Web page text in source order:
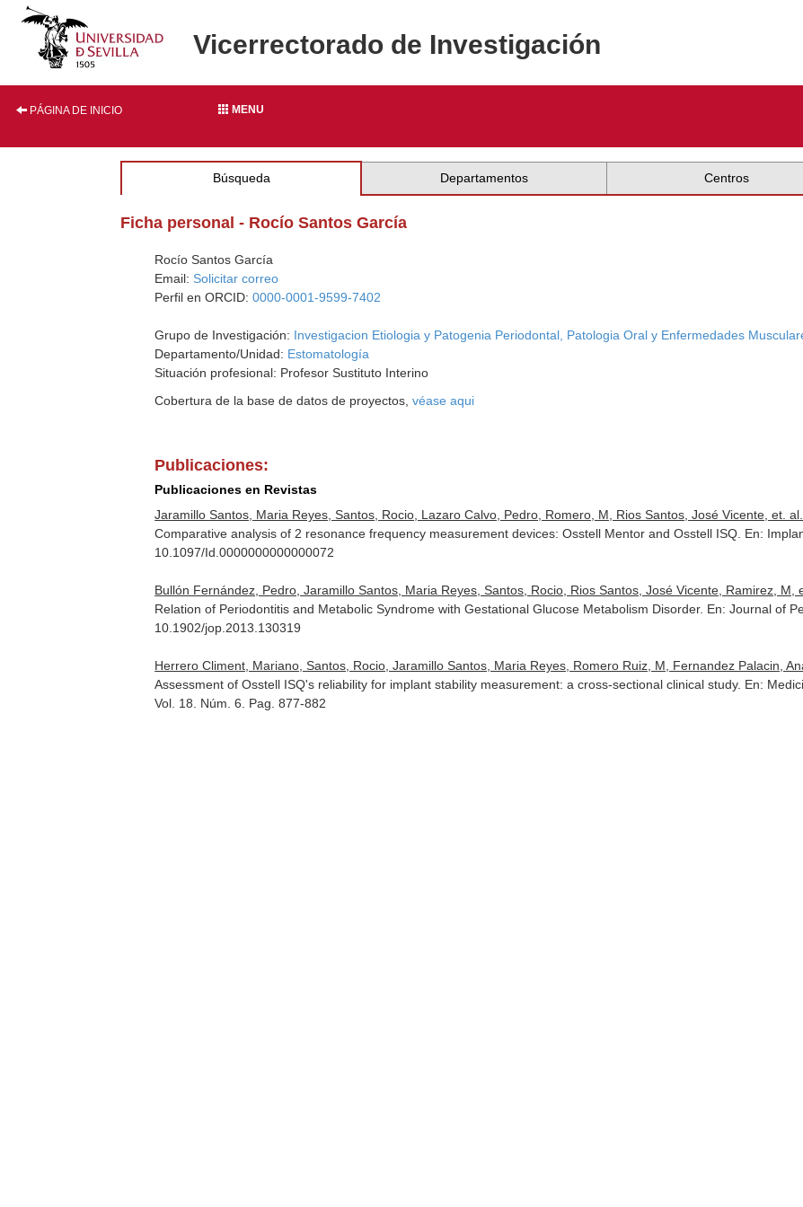
Vicerrectorado de Investigación
PÁGINA DE INICIO MENU
Búsqueda Departamentos Centros
Ficha personal - Rocío Santos García
Rocío Santos García
Email: Solicitar correo
Perfil en ORCID:0000-0001-9599-7402
Grupo de Investigación: Investigacion Etiologia y Patogenia Periodontal, Patologia Oral y Enfermedades
Departamento/Unidad: Estomatología
Situación profesional: Profesor Sustituto Interino
Cobertura de la base de datos de proyectos,véase aqui
Publicaciones:
Publicaciones en Revistas
Jaramillo Santos, Maria Reyes, Santos, Rocio, Lazaro Calvo, Pedro, Romero, M, Rios Santos, José Vicente, et.
Comparative analysis of 2 resonance frequency measurement devices: Osstell Mentor and Osstell ISQ. En:
10.1097/Id.0000000000000072
Bullón Fernández, Pedro, Jaramillo Santos, Maria Reyes, Santos, Rocio, Rios Santos, José Vicente, Ramirez, M,
Relation of Periodontitis and Metabolic Syndrome with Gestational Glucose Metabolism Disorder. En: Journal of
10.1902/jop.2013.130319
Herrero Climent, Mariano, Santos, Rocio, Jaramillo Santos, Maria Reyes, Romero Ruiz, M, Fernandez Palacin,
Assessment of Osstell ISQ's reliability for implant stability measurement: a cross-sectional clinical study. En:
Vol. 18. Núm. 6. Pag. 877-882